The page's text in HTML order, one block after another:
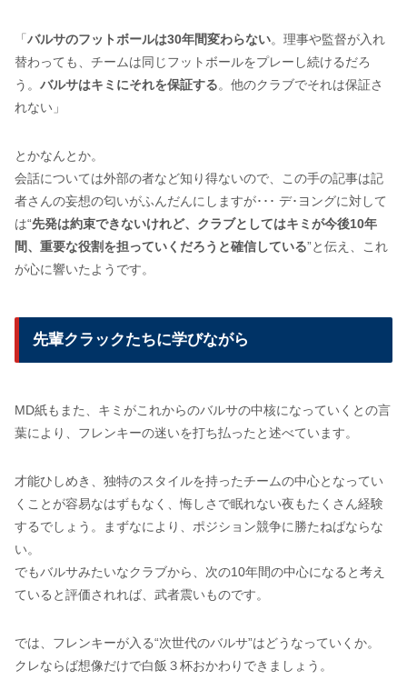
「 バルサのフットボールは30年間変わらない。理事や監督が入れ
替わっても、チームは同じフットボールをプレーし続けるだろ
う。 バルサはキミにそれを保証する。他のクラブでそれは保証さ
れない」
とかなんとか。
会話については外部の者など知り得ないので、この手の記事は記
者さんの妄想の匂いがふんだんにしますが･･･ デ･ヨングに対して
は“先発は約束できないけれど、クラブとしてはキミが今後10年
間、重要な役割を担っていくだろうと確信している”と伝え、これ
が心に響いたようです。
先輩クラックたちに学びながら
MD紙もまた、キミがこれからのバルサの中核になっていくとの言
葉により、フレンキーの迷いを打ち払ったと述べています。
才能ひしめき、独特のスタイルを持ったチームの中心となってい
くことが容易なはずもなく、悔しさで眠れない夜もたくさん経験
するでしょう。まずなにより、ポジション競争に勝たねばならな
い。
でもバルサみたいなクラブから、次の10年間の中心になると考え
ていると評価されれば、武者震いものです。
では、フレンキーが入る“次世代のバルサ”はどうなっていくか。
クレならば想像だけで白飯３杯おかわりできましょう。